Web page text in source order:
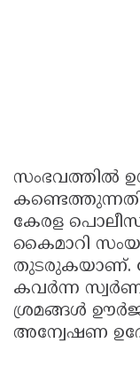
സംഭവത്തിൽ
കേരള
കൈമാറി
തുടരുകയാണ്.
കവർന്ന
ശ്രമങ്ങൾ
അന്വേഷണ